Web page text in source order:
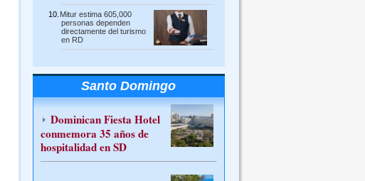
Mitur estima 605,000
personas dependen
directamente del turismo
en RD
Santo Domingo
Dominican Fiesta Hotel
conmemora 35 años de
hospitalidad en SD